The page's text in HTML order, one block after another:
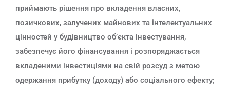
приймають рішення про вкладення власних,
позичкових, залучених майнових та інтелектуальних
цінностей у будівництво об’єкта інвестування,
забезпечує його фінансування і розпоряджається
вкладеними інвестиціями на свій розсуд з метою
одержання прибутку (доходу) або соціального ефекту;